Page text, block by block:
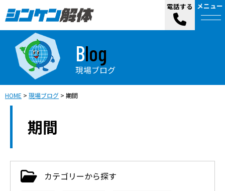
電話する メニュー
Blog
現場ブログ
HOME > 現場ブログ > 期間
期間
カテゴリーから探す